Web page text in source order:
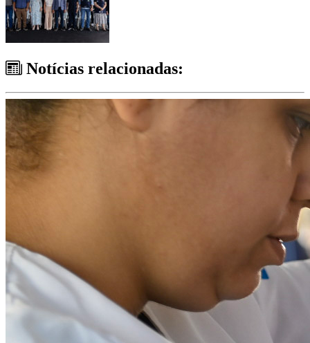
Notícias relacionadas: